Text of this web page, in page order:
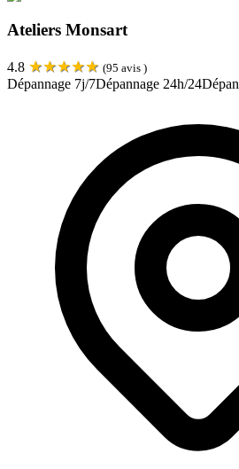
Ateliers Monsart
4.8 ★★★★★ (95 avis )
Dépannage 7j/7Dépannage 24h/24